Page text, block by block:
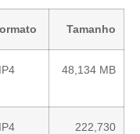
Tamanho
48,134 MB
222,730